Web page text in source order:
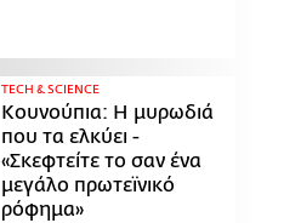
ΤECH & SCIENCE
Κουνούπια: Η μυρωδιά
που τα ελκύει -
«Σκεφτείτε το σαν ένα
μεγάλο πρωτεϊνικό
ρόφημα»